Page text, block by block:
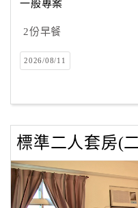
員
戶
客
服
聯
單
一般專案
2份早餐
2026/08/11
標準二人套房(